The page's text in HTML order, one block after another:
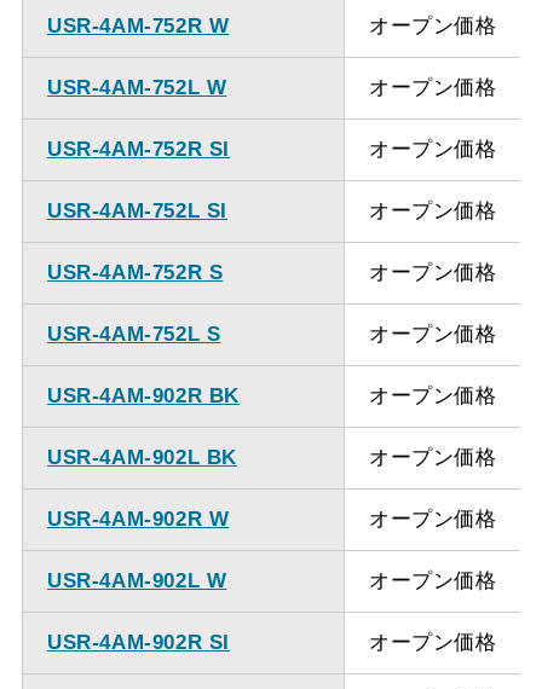
USR-4AM-752R W オープン価格
USR-4AM-752L W オープン価格
USR-4AM-752R SI オープン価格
USR-4AM-752L SI オープン価格
USR-4AM-752R S オープン価格
USR-4AM-752L S オープン価格
USR-4AM-902R BK オープン価格
USR-4AM-902L BK オープン価格
USR-4AM-902R W オープン価格
USR-4AM-902L W オープン価格
USR-4AM-902R SI オープン価格